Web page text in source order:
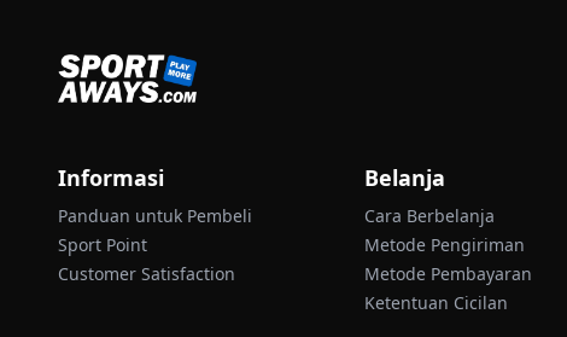
Informasi
Panduan untuk Pembeli
Sport Point
Customer Satisfaction
Belanja
Cara Berbelanja
Metode Pengiriman
Metode Pembayaran
Ketentuan Cicilan